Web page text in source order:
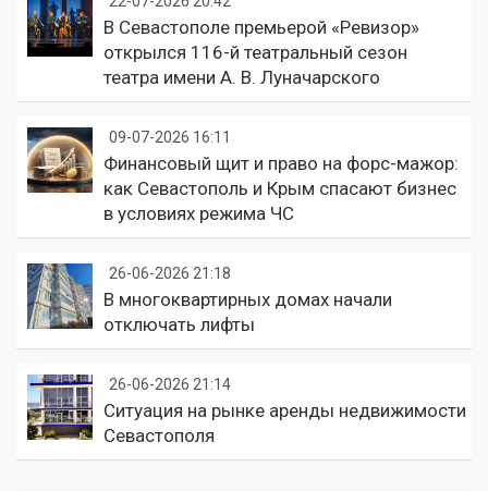
В Севастополе премьерой «Ревизор»
открылся 116-й театральный сезон
театра имени А. В. Луначарского
09-07-2026 16:11
Финансовый щит и право на форс-мажор:
как Севастополь и Крым спасают бизнес
в условиях режима ЧС
26-06-2026 21:18
В многоквартирных домах начали
отключать лифты
26-06-2026 21:14
Ситуация на рынке аренды недвижимости
Севастополя